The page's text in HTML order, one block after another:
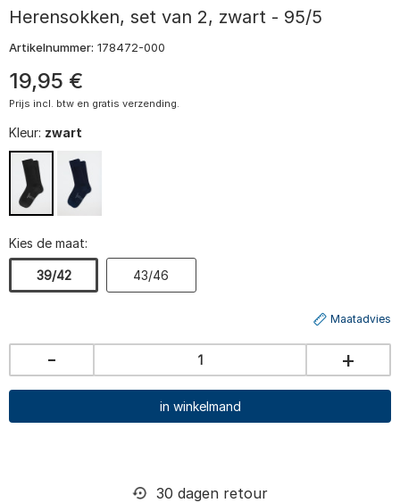
Herensokken, set van 2, zwart - 95/5
Artikelnummer: 178472-000
19,95 €
Prijs incl. btw en gratis verzending.
Kleur: zwart
Kies de maat:
39/42 43/46
Maatadvies
- +
in winkelmand
30 dagen retour